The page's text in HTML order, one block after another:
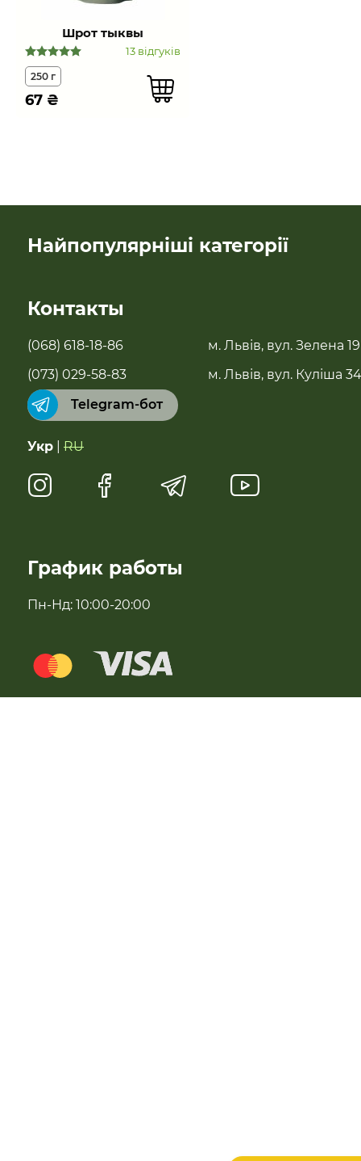
Шрот тыквы
13 відгуків
250 г
67 ₴
График работы
Пн-Нд: 10:00-20:00
Найпопулярніші категорії
Бестселери
Суперфуды
Чай, растительное молоко, полисол
Натуральные сладости
Полезная еда быстрого приготовления
Контакты
(068) 618-18-86
(073) 029-58-83
Telegram-бот
м. Львів, вул. Зелена 19
м. Львів, вул. Куліша 34
Укр RU